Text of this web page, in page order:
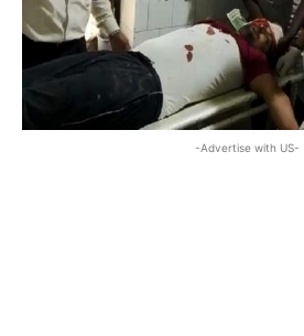
-Advertise with US-